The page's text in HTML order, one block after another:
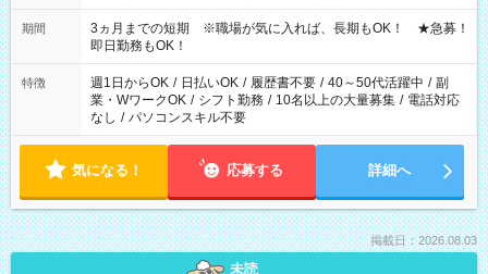
働く時間は調整できます！ お気軽に担当へ相談ください！
期間
3ヵ月までの短期 ※職場が気に入れば、長期もOK！ ★急募！
即日勤務もOK！
特徴 週1日からOK / 日払いOK / 履歴書不要 / 40～50代活躍中 / 副
業・WワークOK / シフト勤務 / 10名以上の大量募集 / 電話対応
なし / パソコンスキル不要
気になる！ 応募する 詳細へ
掲載日：2026.08.03
未読